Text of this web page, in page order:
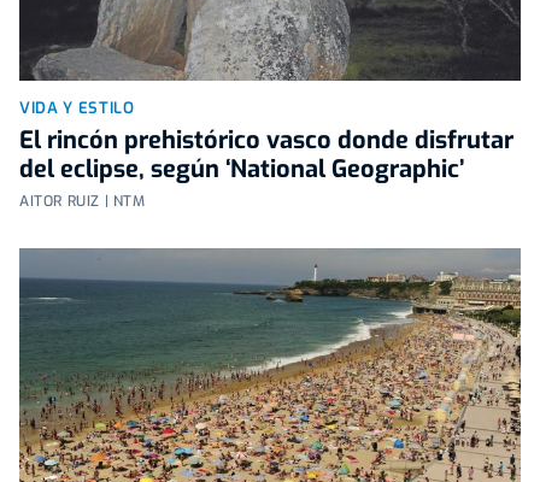
VIDA Y ESTILO
El rincón prehistórico vasco donde disfrutar
del eclipse, según ‘National Geographic’
AITOR RUIZ | NTM